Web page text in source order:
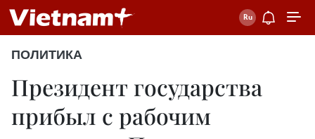
ПОЛИТИКА
Президент государства
прибыл с рабочим